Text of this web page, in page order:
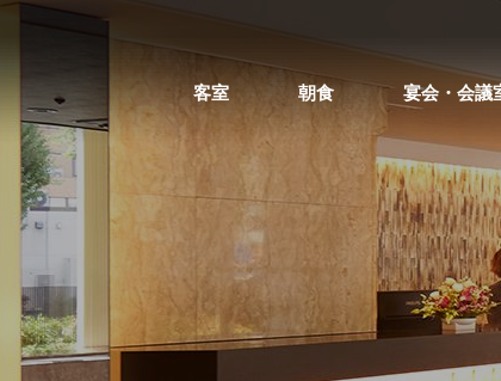
客室 朝食 宴会・会議